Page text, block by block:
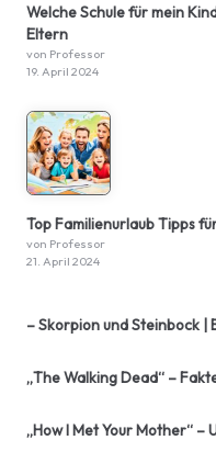
Welche Schule für mein
Eltern
von Professor
19. April 2024
Top Familienurlaub Tipps
von Professor
21. April 2024
– Skorpion und Steinbock |
„The Walking Dead“ –
„How I Met Your Mother“ –